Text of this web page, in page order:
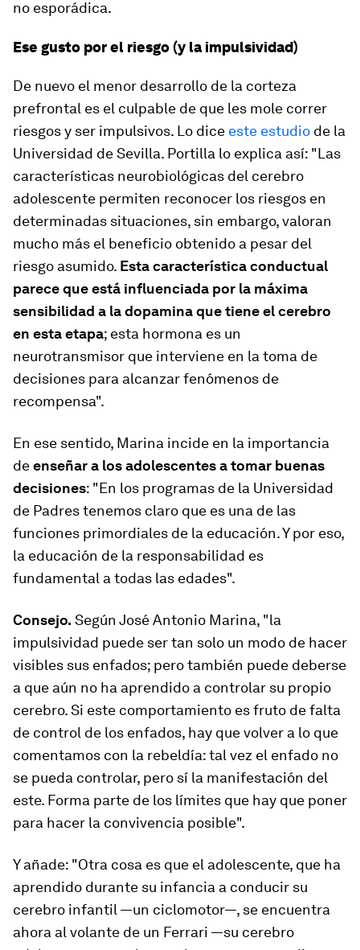
no esporádica.
Ese gusto por el riesgo (y la impulsividad)
De nuevo el menor desarrollo de la corteza
prefrontal es el culpable de que les mole correr
riesgos y ser impulsivos. Lo dice este estudio de la
Universidad de Sevilla. Portilla lo explica así: "Las
características neurobiológicas del cerebro
adolescente permiten reconocer los riesgos en
determinadas situaciones, sin embargo, valoran
mucho más el beneficio obtenido a pesar del
riesgo asumido. Esta característica conductual
parece que está influenciada por la máxima
sensibilidad a la dopamina que tiene el cerebro
en esta etapa; esta hormona es un
neurotransmisor que interviene en la toma de
decisiones para alcanzar fenómenos de
recompensa".
En ese sentido, Marina incide en la importancia
deenseñar a los adolescentes a tomar buenas
decisiones: "En los programas de la Universidad
de Padres tenemos claro que es una de las
funciones primordiales de la educación. Y por eso,
la educación de la responsabilidad es
fundamental a todas las edades".
Consejo. Según José Antonio Marina, "la
impulsividad puede ser tan solo un modo de hacer
visibles sus enfados; pero también puede deberse
a que aún no ha aprendido a controlar su propio
cerebro. Si este comportamiento es fruto de falta
de control de los enfados, hay que volver a lo que
comentamos con la rebeldía: tal vez el enfado no
se pueda controlar, pero sí la manifestación del
este. Forma parte de los límites que hay que poner
para hacer la convivencia posible".
Y añade: "Otra cosa es que el adolescente, que ha
aprendido durante su infancia a conducir su
cerebro infantil —un ciclomotor—, se encuentra
ahora al volante de un Ferrari —su cerebro